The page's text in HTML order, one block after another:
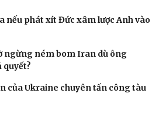
nếu phát xít Đức xâm lược Anh vào
ngừng ném bom Iran dù ông
của Ukraine chuyên tấn công tàu